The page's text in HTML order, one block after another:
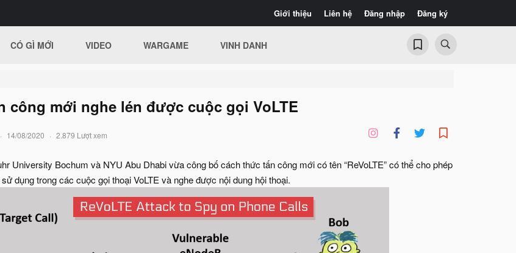
Giới thiệu Liên hệ Đăng nhập Đăng ký
CÓ GÌ MỚI VIDEO WARGAME VINH DANH
công mới nghe lén được cuộc gọi VoLTE
14/08/2020 2.879 Lượt xem
University Bochum và NYU Abu Dhabi vừa công bố cách thức tấn công mới có tên “ReVoLTE” có thể cho phép
dụng trong các cuộc gọi thoại VoLTE và nghe được nội dung hội thoại.